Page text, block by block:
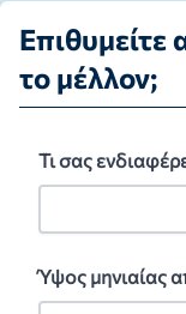
Επιθυμείτε
το μέλλον;
Τι σας
Ύψος μηνιαίας